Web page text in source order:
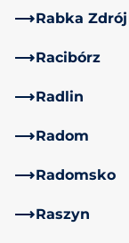
Rabka Zdrój
Racibórz
Radlin
Radom
Radomsko
Raszyn